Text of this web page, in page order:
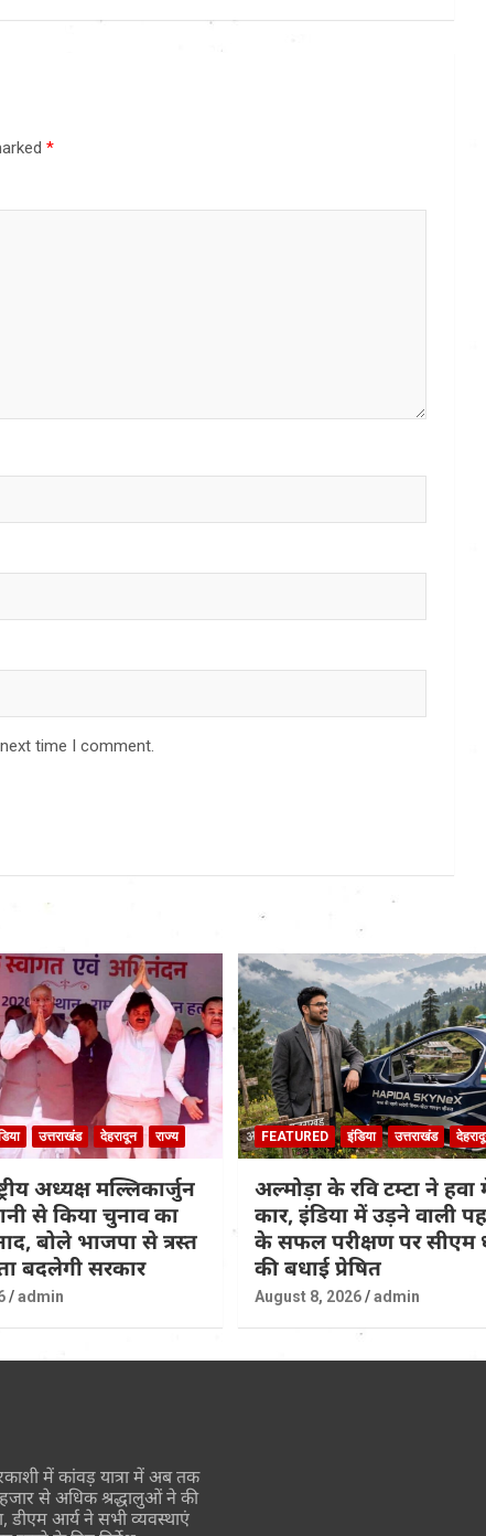
*
time I comment.
उत्तराखंड देहरादून राज्य
अध्यक्ष मल्लिकार्जुन
से किया चुनाव का
बोले भाजपा से त्रस्त
बदलेगी सरकार
admin
FEATURED इंडिया उत्तराखंड
अल्मोड़ा के रवि टम्टा ने हवा
कार, इंडिया में उड़ने वाली
के सफल परीक्षण पर सीएम
की बधाई प्रेषित
August 8, 2026 admin
में कांवड़ यात्रा में अब तक
से अधिक श्रद्धालुओं ने की
डीएम आर्य ने सभी व्यवस्थाएं